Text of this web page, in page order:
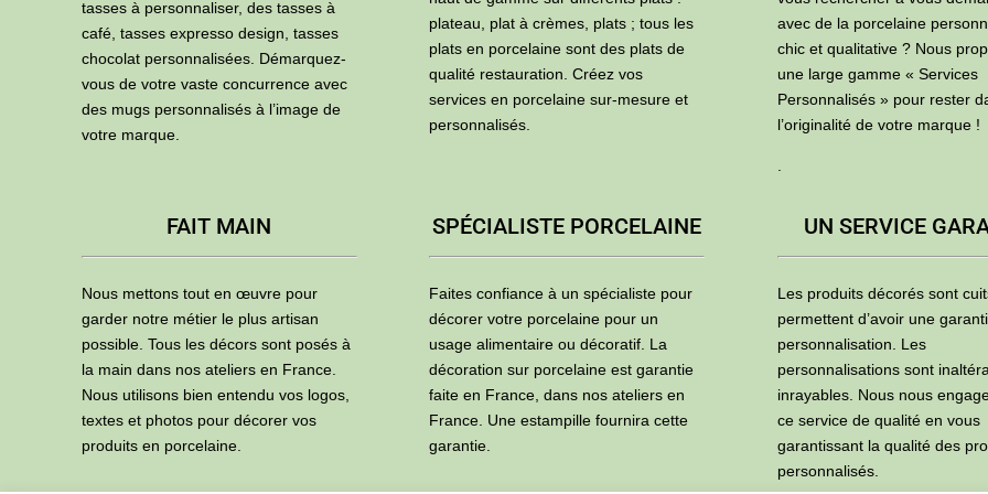
tasses à personnaliser, des tasses à
café, tasses expresso design, tasses
chocolat personnalisées. Démarquez-
vous de votre vaste concurrence avec
des mugs personnalisés à l’image de
votre marque.
plateau, plat à crèmes, plats ; tous les
plats en porcelaine sont des plats de
qualité restauration. Créez vos
services en porcelaine sur-mesure et
personnalisés.
avec de la porcelaine
chic et qualitative ? Nous
une large gamme « Services
Personnalisés » pour rester
l’originalité de votre marque !
.
FAIT MAIN
Nous mettons tout en œuvre pour
garder notre métier le plus artisan
possible. Tous les décors sont posés à
la main dans nos ateliers en France.
Nous utilisons bien entendu vos logos,
textes et photos pour décorer vos
produits en porcelaine.
SPÉCIALISTE PORCELAINE
Faites confiance à un spécialiste pour
décorer votre porcelaine pour un
usage alimentaire ou décoratif. La
décoration sur porcelaine est garantie
faite en France, dans nos ateliers en
France. Une estampille fournira cette
garantie.
UN SERVICE
Les produits décorés sont
permettent d’avoir une
personnalisation. Les
personnalisations sont
inrayables. Nous nous
ce service de qualité en vous
garantissant la qualité des
personnalisés.